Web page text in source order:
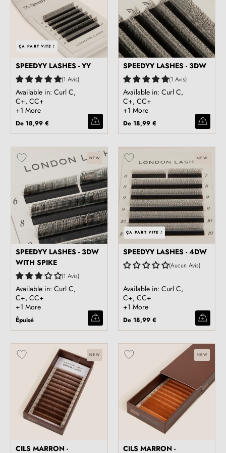
ÇA PART VITE !
SPEEDYY LASHES - YY
1 Avis
Available in: Curl C,
C+, CC+
+1 More
De18,99 €
SPEEDYY LASHES - 3DW
1 Avis
Available in: Curl C,
C+, CC+
+1 More
De 18,99 €
NEW
SPEEDYY LASHES - 3DW
WITH SPIKE
1 Avis
Available in: Curl C,
C+, CC+
+1 More
Épuisé
ÇA PART VITE !
NEW
SPEEDYY LASHES - 4DW
Aucun Avis
Available in: Curl C,
C+, CC+
+1 More
De 18,99 €
NEW
CILS MARRON -
NEW
CILS MARRON -